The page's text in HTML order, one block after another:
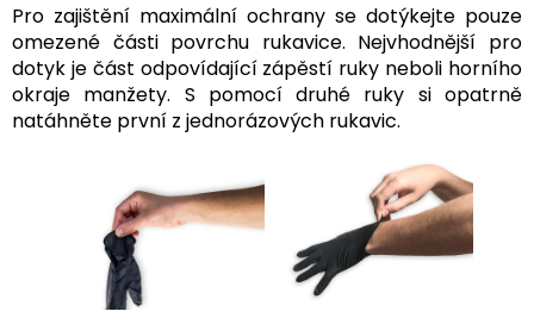
Pro zajištění maximální ochrany se dotýkejte pouze
omezené části povrchu rukavice. Nejvhodnější pro
dotyk je část odpovídající zápěstí ruky neboli horního
okraje manžety. S pomocí druhé ruky si opatrně
natáhněte první z jednorázových rukavic.